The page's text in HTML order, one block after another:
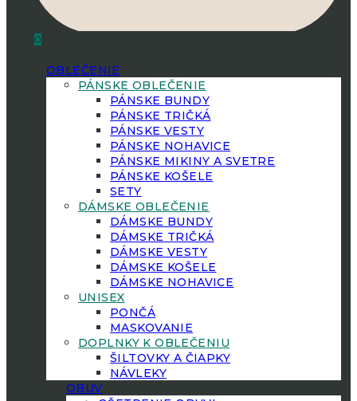
0
OBLEČENIE
PÁNSKE OBLEČENIE
PÁNSKE BUNDY
PÁNSKE TRIČKÁ
PÁNSKE VESTY
PÁNSKE NOHAVICE
PÁNSKE MIKINY A SVETRE
PÁNSKE KOŠELE
SETY
DÁMSKE OBLEČENIE
DÁMSKE BUNDY
DÁMSKE TRIČKÁ
DÁMSKE VESTY
DÁMSKE KOŠELE
DÁMSKE NOHAVICE
UNISEX
PONČÁ
MASKOVANIE
DOPLNKY K OBLEČENIU
ŠILTOVKY A ČIAPKY
NÁVLEKY
OBUV